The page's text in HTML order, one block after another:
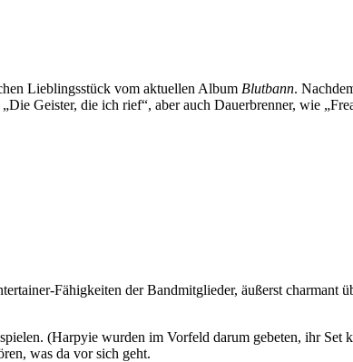
Lieblingsstück vom aktuellen Album Blutbann.
Geister, die ich rief“, aber auch Dauerbrenner, wie
Fähigkeiten der Bandmitglieder, äußerst charmant
(Harpyie wurden im Vorfeld darum gebeten, ihr Set
was da vor sich geht.